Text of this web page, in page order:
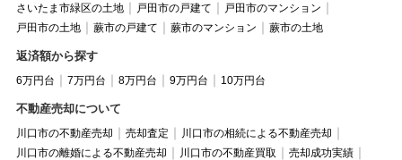
さいたま市緑区の土地
戸田市の戸建て
戸田市のマンション
戸田市の土地
蕨市の戸建て 蕨市のマンション 蕨市の土地
返済額から探す
6万円台 7万円台 8万円台 9万円台 10万円台
不動産売却について
川口市の不動産売却 売却査定
川口市の相続による不動産売却
川口市の離婚による不動産売却
川口市の不動産買取
売却成功実績